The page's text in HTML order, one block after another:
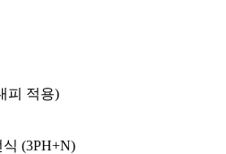
피 적용)
식 (3PH+N)